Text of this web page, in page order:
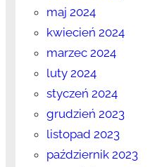
maj 2024
kwiecień 2024
marzec 2024
luty 2024
styczeń 2024
grudzień 2023
listopad 2023
październik 2023